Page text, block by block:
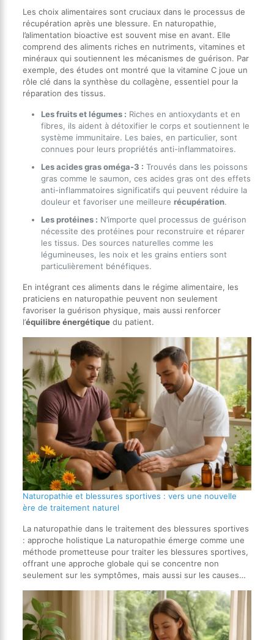
Les choix alimentaires sont cruciaux dans le processus de
récupération après une blessure. En naturopathie,
l’alimentation bioactive est souvent mise en avant. Elle
comprend des aliments riches en nutriments, vitamines et
minéraux qui soutiennent les mécanismes de guérison. Par
exemple, des études ont montré que la vitamine C joue un
rôle clé dans la synthèse du collagène, essentiel pour la
réparation des tissus.
Les fruits et légumes : Riches en antioxydants et en
fibres, ils aident à détoxifier le corps et soutiennent le
système immunitaire. Les baies, en particulier, sont
connues pour leurs propriétés anti-inflammatoires.
Les acides gras oméga-3 : Trouvés dans les poissons
gras comme le saumon, ces acides gras ont des effets
anti-inflammatoires significatifs qui peuvent réduire la
douleur et favoriser une meilleure récupération.
Les protéines : N’importe quel processus de guérison
nécessite des protéines pour reconstruire et réparer
les tissus. Des sources naturelles comme les
légumineuses, les noix et les grains entiers sont
particulièrement bénéfiques.
En intégrant ces aliments dans le régime alimentaire, les
praticiens en naturopathie peuvent non seulement
favoriser la guérison physique, mais aussi renforcer
l’équilibre énergétiquedu patient.
Naturopathie et blessures sportives : vers une nouvelle
ère de traitement naturel
La naturopathie dans le traitement des blessures sportives
: approche holistique La naturopathie émerge comme une
méthode prometteuse pour traiter les blessures sportives,
offrant une approche globale qui se concentre non
seulement sur les symptômes, mais aussi sur les causes…